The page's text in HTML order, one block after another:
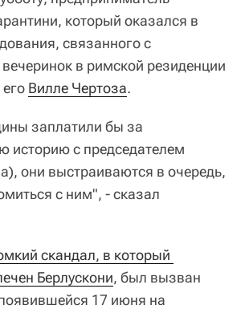
который оказался в
связанного с
в римской резиденции
Вилле Чертоза.
заплатили бы за
историю с председателем
они выстраиваются в очередь,
с ним", - сказал
скандал, в который
Берлускони, был вызван
17 июня на